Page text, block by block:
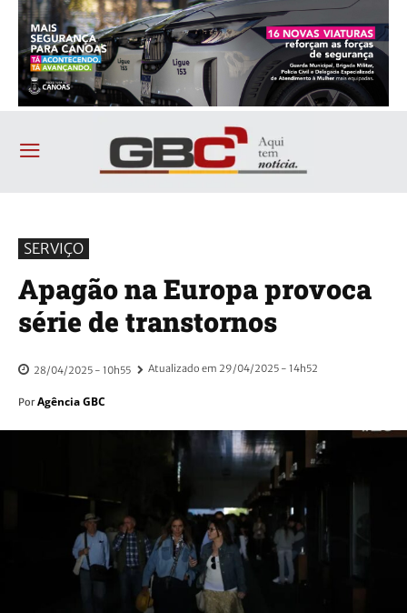
SERVIÇO
Apagão na Europa provoca
série de transtornos
28/04/2025 - 10h55 Atualizado em 29/04/2025 - 14h52
Por Agência GBC